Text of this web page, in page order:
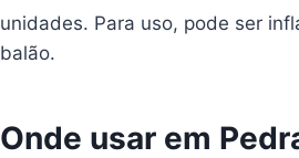
unidades. Para uso, pode ser
balão.
Onde usar em